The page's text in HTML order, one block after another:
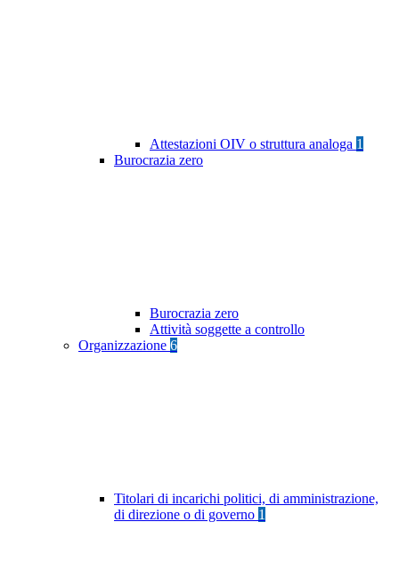
Attestazioni OIV o struttura analoga 1
Burocrazia zero
Burocrazia zero
Attività soggette a controllo
Organizzazione 6
Titolari di incarichi politici, di amministrazione,
di direzione o di governo 1